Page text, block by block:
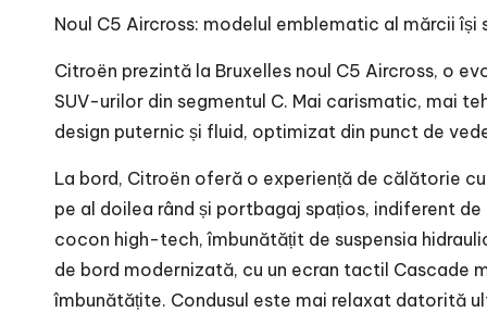
Noul C5 Aircross: modelul emblematic al mărcii
Citroën prezintă la Bruxelles noul C5 Aircross, o
SUV-urilor din segmentul C. Mai carismatic, mai
design puternic și fluid, optimizat din punct de
La bord, Citroën oferă o experiență de călătorie
pe al doilea rând și portbagaj spațios, indiferent
cocon high-tech, îmbunătățit de suspensia
de bord modernizată, cu un ecran tactil Cascade
îmbunătățite. Condusul este mai relaxat datorită